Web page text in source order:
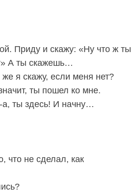
Приду и скажу: «Ну что ж ты
А ты скажешь…
я скажу, если меня нет?
ты пошел ко мне.
ты здесь! И начну…
что не сделал, как